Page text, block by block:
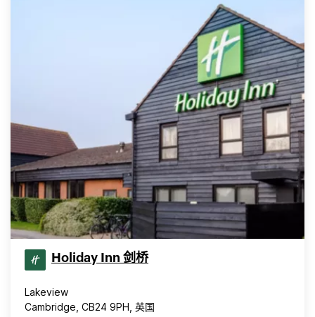
Holiday Inn 剑桥
Lakeview
Cambridge, CB24 9PH, 英国